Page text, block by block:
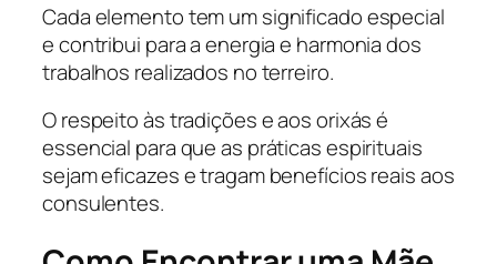
Cada elemento tem um significado especial
e contribui para a energia e harmonia dos
trabalhos realizados no terreiro.
O respeito às tradições e aos orixás é
essencial para que as práticas espirituais
sejam eficazes e tragam benefícios reais aos
consulentes.